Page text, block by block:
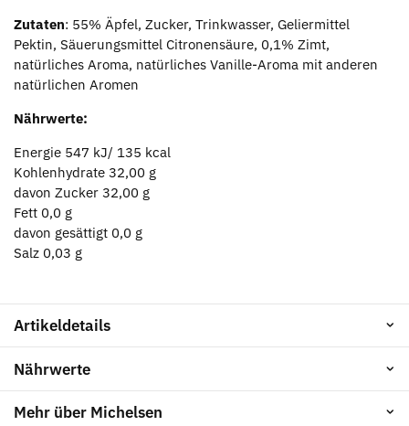
Zutaten: 55% Äpfel, Zucker, Trinkwasser, Geliermittel
Pektin, Säuerungsmittel Citronensäure, 0,1% Zimt,
natürliches Aroma, natürliches Vanille-Aroma mit anderen
natürlichen Aromen
Nährwerte:
Energie 547 kJ/ 135 kcal
Kohlenhydrate 32,00 g
davon Zucker 32,00 g
Fett 0,0 g
davon gesättigt 0,0 g
Salz 0,03 g
Artikeldetails
Nährwerte
Mehr über Michelsen